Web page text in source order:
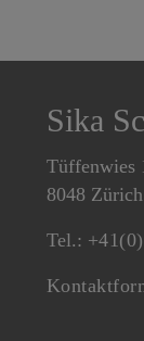
Sika
Tüffenwies
8048 Zürich
Tel.: